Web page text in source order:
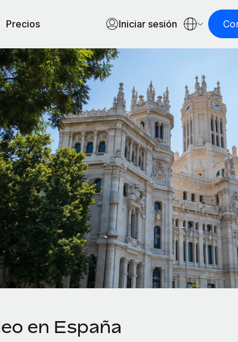
Precios Iniciar sesión
en España